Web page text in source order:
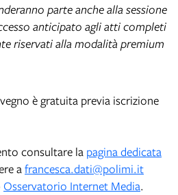
parte anche alla sessione
anticipato agli atti completi
riservati alla modalità premium
è gratuita previa iscrizione
consultare la pagina dedicata
afrancesca.dati@polimi.it
Osservatorio Internet Media.